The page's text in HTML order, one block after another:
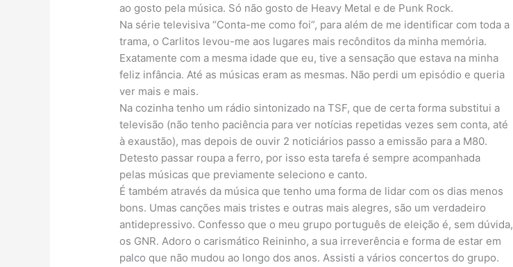
ao gosto pela música. Só não gosto de Heavy Metal e de Punk Rock.
Na série televisiva “Conta-me como foi”, para além de me identificar com toda a
trama, o Carlitos levou-me aos lugares mais recônditos da minha memória.
Exatamente com a mesma idade que eu, tive a sensação que estava na minha
feliz infância. Até as músicas eram as mesmas. Não perdi um episódio e queria
ver mais e mais.
Na cozinha tenho um rádio sintonizado na TSF, que de certa forma substitui a
televisão (não tenho paciência para ver notícias repetidas vezes sem conta, até
à exaustão), mas depois de ouvir 2 noticiários passo a emissão para a M80.
Detesto passar roupa a ferro, por isso esta tarefa é sempre acompanhada
pelas músicas que previamente seleciono e canto.
É também através da música que tenho uma forma de lidar com os dias menos
bons. Umas canções mais tristes e outras mais alegres, são um verdadeiro
antidepressivo. Confesso que o meu grupo português de eleição é, sem dúvida,
os GNR. Adoro o carismático Reininho, a sua irreverência e forma de estar em
palco que não mudou ao longo dos anos. Assisti a vários concertos do grupo.